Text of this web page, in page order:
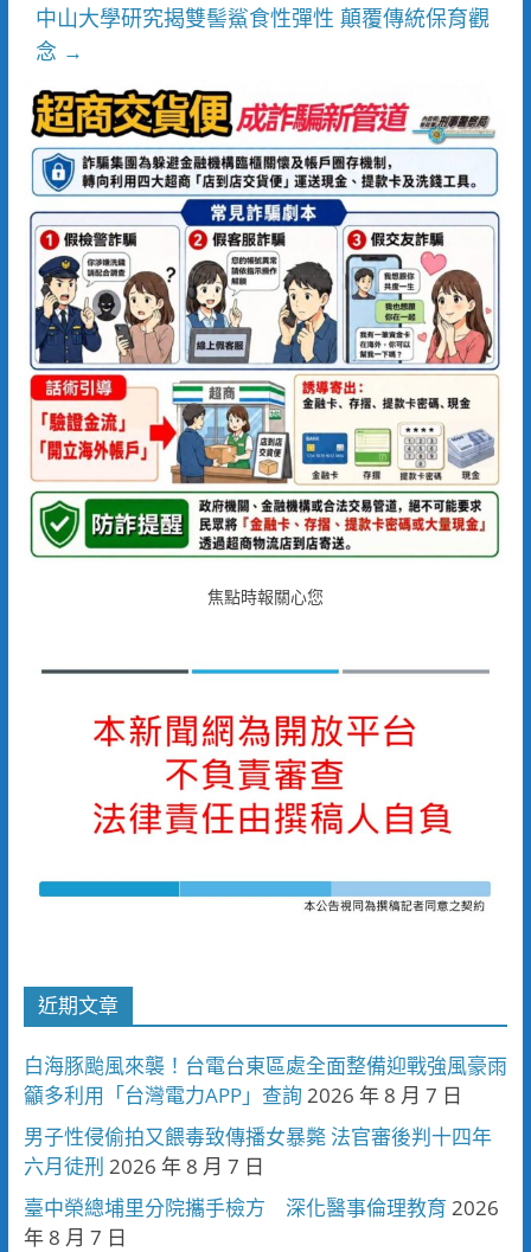
中山大學研究揭雙髻鯊食性彈性 顛覆傳統保育觀
念 →
焦點時報關心您
近期文章
白海豚颱風來襲！台電台東區處全面整備迎戰強風豪雨
籲多利用「台灣電力APP」查詢 2026 年 8 月 7 日
男子性侵偷拍又餵毒致傳播女暴斃 法官審後判十四年
六月徒刑 2026 年 8 月 7 日
臺中榮總埔里分院攜手檢方 深化醫事倫理教育 2026
年 8 月 7 日